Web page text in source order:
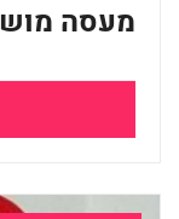
מעסה
...